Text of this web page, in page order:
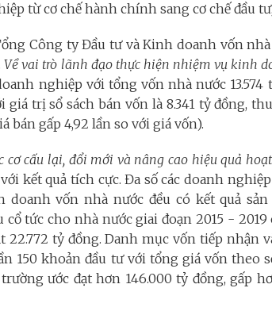
từ cơ chế hành chính sang cơ chế đầu
Công ty Đầu tư và Kinh doanh vốn
Về vai trò lãnh đạo thực hiện nhiệm vụ kinh
nghiệp với tổng vốn nhà nước 13.574
giá trị sổ sách bán vốn là 8.341 tỷ đồng,
bán gấp 4,92 lần so với giá vốn).
cơ cấu lại, đổi mới và nâng cao hiệu quả
kết quả tích cực. Đa số các doanh
doanh vốn nhà nước đều có kết quả
cổ tức cho nhà nước giai đoạn 2015 -
22.772 tỷ đồng. Danh mục vốn tiếp nhận
150 khoản đầu tư với tổng giá vốn theo
ước đạt hơn 146.000 tỷ đồng, gấp